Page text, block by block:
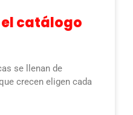
catálogo
se llenan de
crecen eligen cada